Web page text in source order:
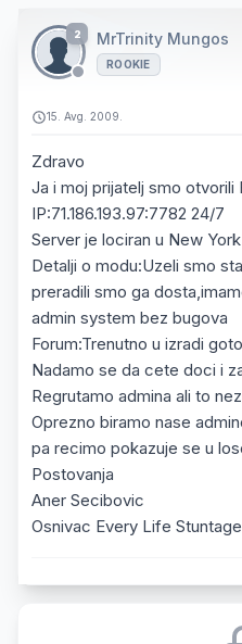
2 MrTrinity Mungos
ROOKIE
15. Avg. 2009.
Zdravo
Ja i moj prijatelj smo otvorili
IP:71.186.193.97:7782 24/7
Server je lociran u New York
Detalji o modu:Uzeli smo
preradili smo ga
admin system bez bugova
Forum:Trenutno u izradi
Nadamo se da cete doci i
Regrutamo admina ali to
Oprezno biramo nase
pa recimo pokazuje se u
Postovanja
Aner Secibovic
Osnivac Every Life